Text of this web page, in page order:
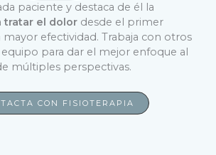
paciente y destaca de él la
tratar el dolor desde el primer
efectividad. Trabaja con otros
para dar el mejor enfoque al
múltiples perspectivas.
CON FISIOTERAPIA